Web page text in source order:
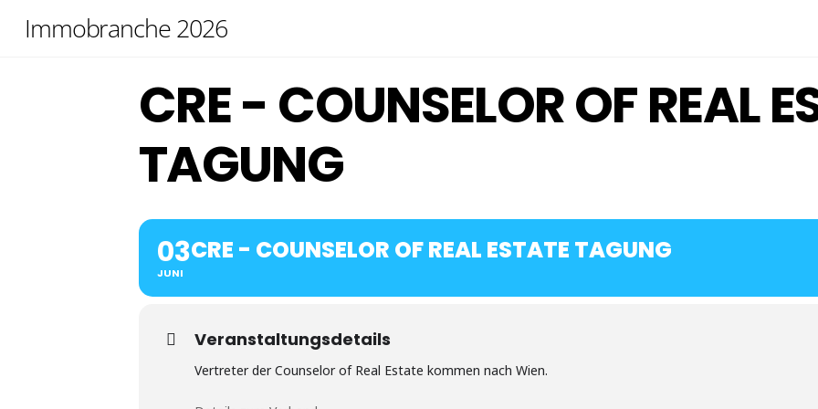
Immobranche 2026
CRE - COUNSELOR OF REAL
TAGUNG
03
JUNI
CRE - COUNSELOR OF REAL ESTATE TAGUNG
Veranstaltungsdetails
Vertreter der Counselor of Real Estate kommen nach Wien.